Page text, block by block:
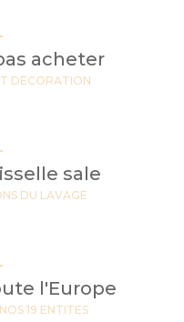
acheter
DECORATION
sale
DU LAVAGE
l'Europe
19 ENTITES